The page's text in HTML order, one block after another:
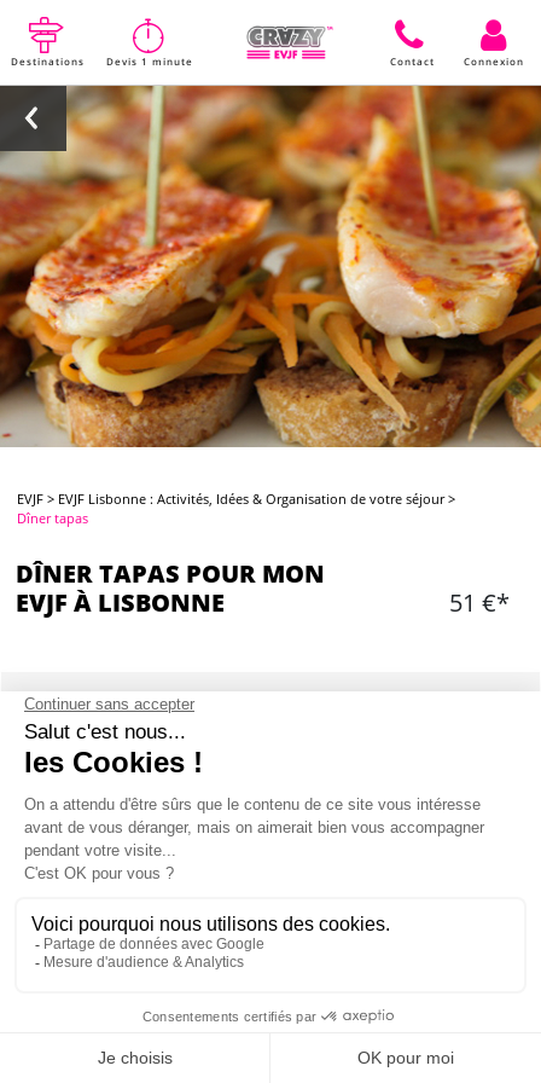
Destinations Devis 1 minute Contact Connexion
EVJF > EVJF Lisbonne : Activités, Idées & Organisation de votre séjour>
Dîner tapas
DÎNER TAPAS POUR MON
EVJF À LISBONNE
51 €*
CONTENU
Entrée au choix
Plat principal avec deux accompagnements
Dessert au choix
1/2 bouteille de vin par personne
Café
Mon EVJF à Lisbonne